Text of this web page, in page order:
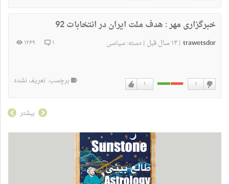
خبرگزاری مهر : هدف ملت ایران در انتخابات 92
trawetsdor
|۱۳ سال قبل | دسته:سیاسی ۱ ۱۲۶۹
۱ ۱ برچسب: تعریف نشده
بیشتر